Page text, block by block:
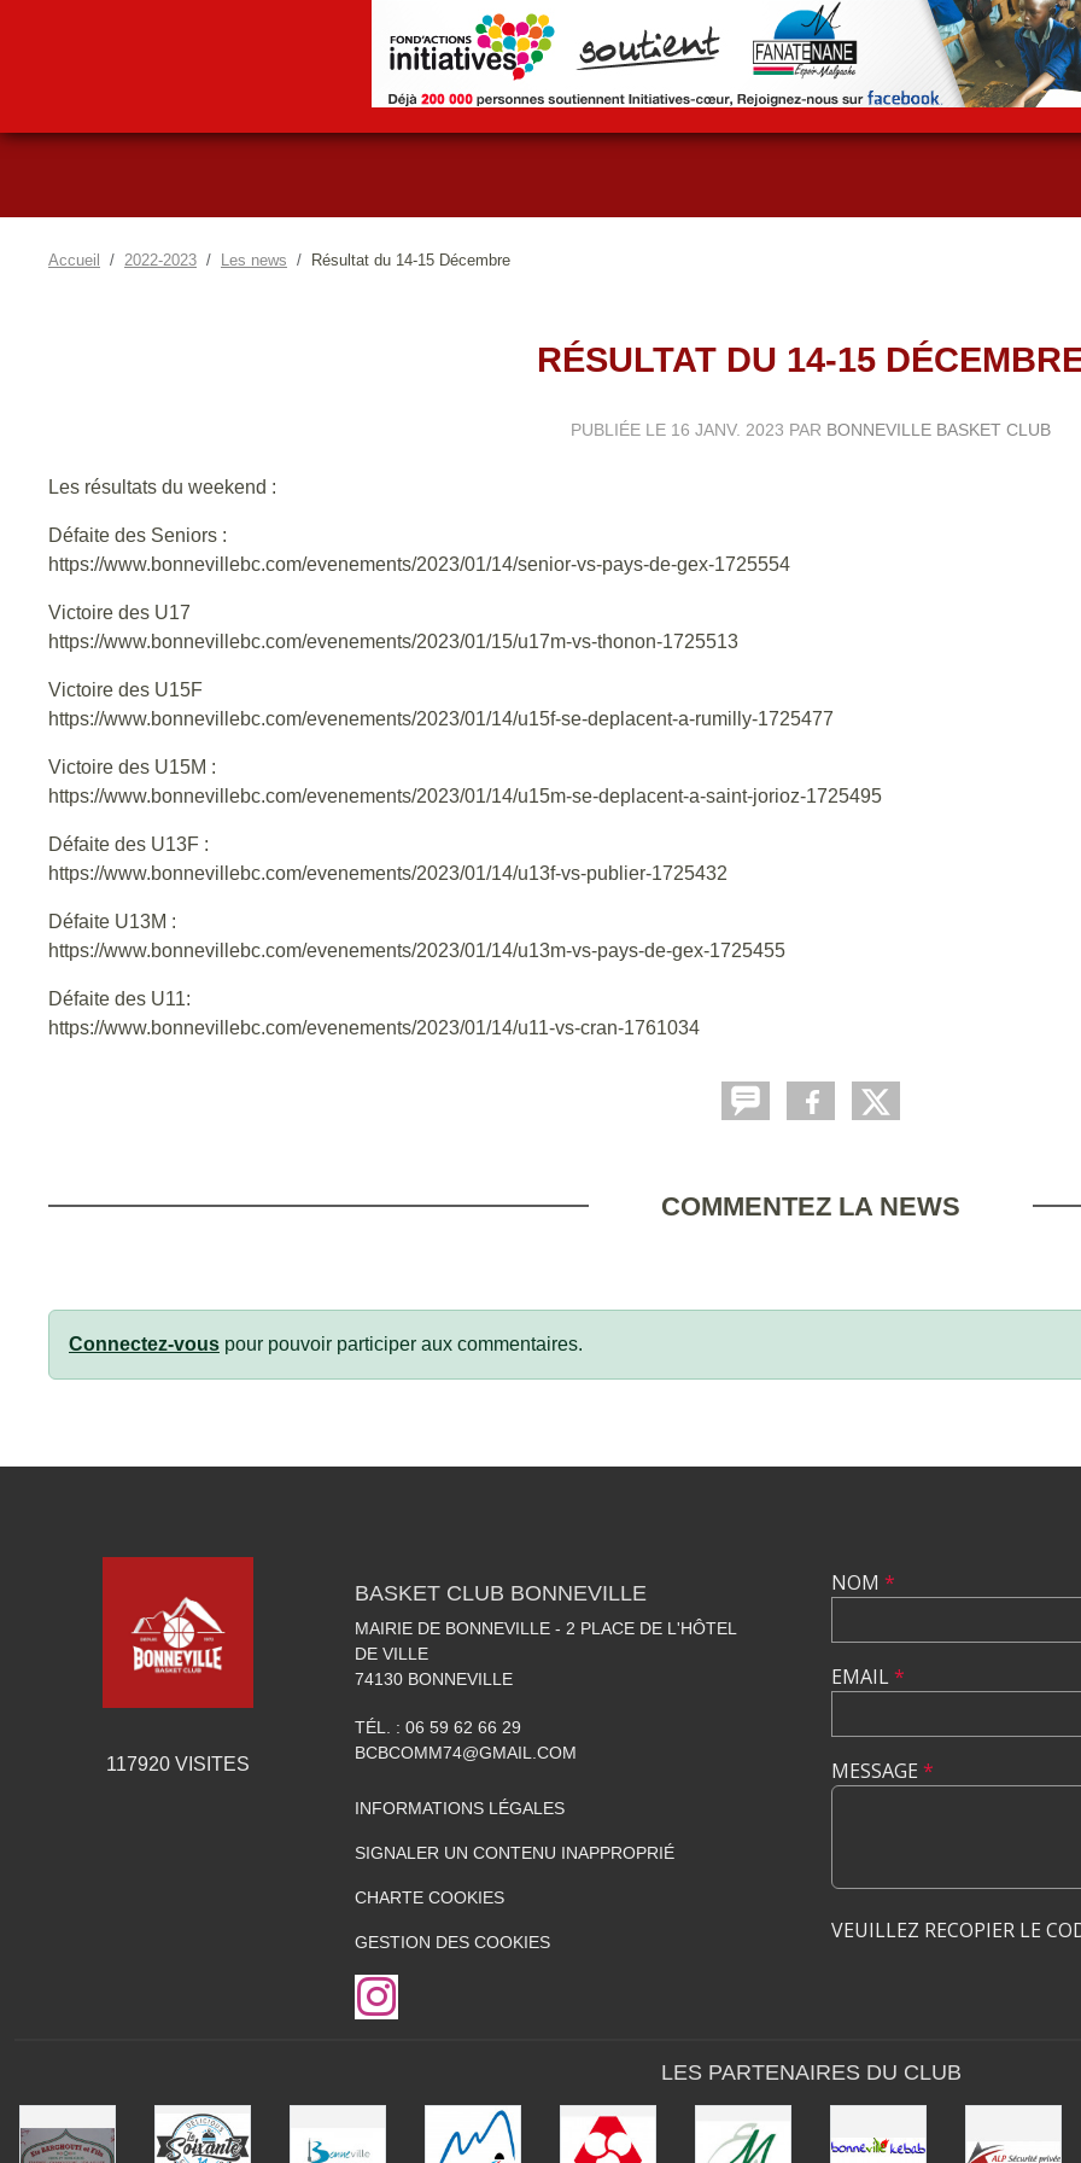
Accueil 2022-2023 Les news Résultat du 14-15 Décembre
RÉSULTAT DU 14-15
PUBLIÉE LE 16 JANV. 2023 PAR BONNEVILLE BASKET CLUB
Les résultats du weekend :
Défaite des Seniors :
https://www.bonnevillebc.com/evenements/2023/01/14/senior-vs-pays-de-gex-1725554
Victoire des U17
https://www.bonnevillebc.com/evenements/2023/01/15/u17m-vs-thonon-1725513
Victoire des U15F
https://www.bonnevillebc.com/evenements/2023/01/14/u15f-se-deplacent-a-rumilly-1725477
Victoire des U15M :
https://www.bonnevillebc.com/evenements/2023/01/14/u15m-se-deplacent-a-saint-jorioz-1725495
Défaite des U13F :
https://www.bonnevillebc.com/evenements/2023/01/14/u13f-vs-publier-1725432
Défaite U13M :
https://www.bonnevillebc.com/evenements/2023/01/14/u13m-vs-pays-de-gex-1725455
Défaite des U11:
https://www.bonnevillebc.com/evenements/2023/01/14/u11-vs-cran-1761034
COMMENTEZ LA NEWS
Connectez-vous pour pouvoir participer aux commentaires.
117920VISITES
BASKET CLUB BONNEVILLE
MAIRIE DE BONNEVILLE - 2 PLACE DE L'HÔTEL
DE VILLE
74130 BONNEVILLE
TÉL. : 06 59 62 66 29
BCBCOMM74@GMAIL.COM
INFORMATIONS LÉGALES
SIGNALER UN CONTENU INAPPROPRIÉ
CHARTE COOKIES
GESTION DES COOKIES
NOM *
EMAIL*
MESSAGE *
VEUILLEZ RECOPIER LE
LES PARTENAIRES DU CLUB